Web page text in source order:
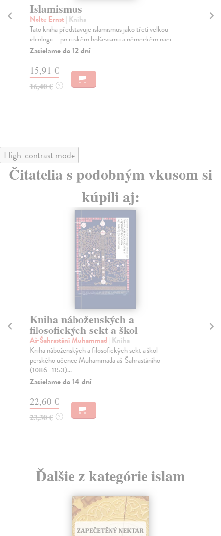
Islamismus
Nolte Ernst| Kniha
Tato kniha představuje islamismus jako třetí velkou
ideologii – po ruském bolševismu a německém naci...
Zasielame do 12 dní
15,91 €
16,40 € ?
High-contrast mode
Čitatelia s podobným vkusom si
kúpili aj:
Kniha náboženských a
filosofických sekt a škol
Aš-Šahrastání Muhammad | Kniha
Kniha náboženských a filosofických sekt a škol
perského učence Muhammada aš-Šahrastáního
(1086–1153)...
Zasielame do 14 dní
22,60 €
23,30 € ?
al-
Ďalšie z kategórie islam